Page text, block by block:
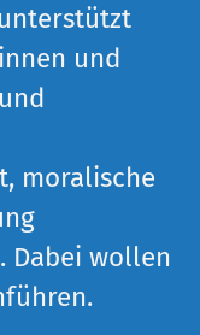
und
moralische
wollen